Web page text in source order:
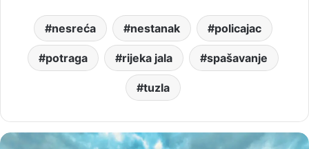
nesreća nestanak policajac
potraga rijeka jala spašavanje
tuzla